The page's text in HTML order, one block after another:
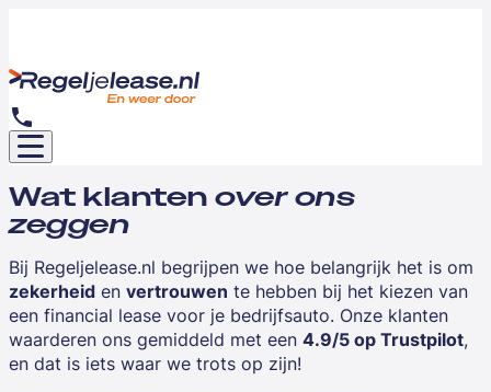
Wat klanten over ons
zeggen
Bij Regeljelease.nl begrijpen we hoe belangrijk het is om
zekerheid en vertrouwen te hebben bij het kiezen van
een financial lease voor je bedrijfsauto. Onze klanten
waarderen ons gemiddeld met een 4.9/5 op Trustpilot,
en dat is iets waar we trots op zijn!